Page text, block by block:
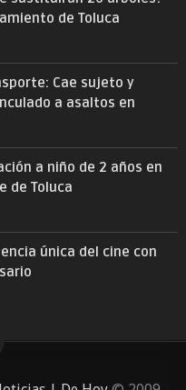
de Toluca
Cae sujeto y
a asaltos en
a niño de 2 años en
de Toluca
única del cine con